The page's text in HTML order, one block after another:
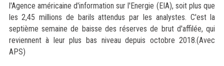
l'Agence américaine d'information sur l'Energie (EIA), soit plus que
les 2,45 millions de barils attendus par les analystes. C'est la
septième semaine de baisse des réserves de brut d'affilée, qui
reviennent à leur plus bas niveau depuis octobre 2018.(Avec
APS)